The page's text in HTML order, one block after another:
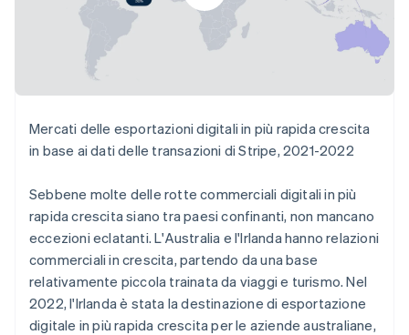
Mercati delle esportazioni digitali in più rapida crescita
in base ai dati delle transazioni di Stripe, 2021-2022
Sebbene molte delle rotte commerciali digitali in più
rapida crescita siano tra paesi confinanti, non mancano
eccezioni eclatanti. L'Australia e l'Irlanda hanno relazioni
commerciali in crescita, partendo da una base
relativamente piccola trainata da viaggi e turismo. Nel
2022, l'Irlanda è stata la destinazione di esportazione
digitale in più rapida crescita per le aziende australiane,
Italia
Italiano English
Lettonia
Liechtenstein
Lituania
English
Malaysia
English简体中文
Malta
English
Messico
EspañolEnglish
Norvegia
English